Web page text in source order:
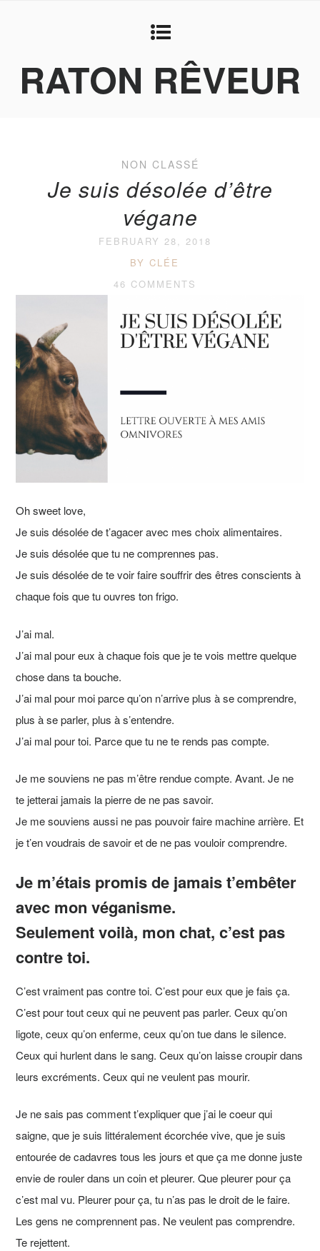
RATON RÊVEUR
NON CLASSÉ
Je suis désolée d’être
végane
FEBRUARY 28, 2018
BY CLÉE
46 COMMENTS
Oh sweet love,
Je suis désolée de t’agacer avec mes choix alimentaires.
Je suis désolée que tu ne comprennes pas.
Je suis désolée de te voir faire souffrir des êtres conscients à
chaque fois que tu ouvres ton frigo.
J’ai mal.
J’ai mal pour eux à chaque fois que je te vois mettre quelque
chose dans ta bouche.
J’ai mal pour moi parce qu’on n’arrive plus à se comprendre,
plus à se parler, plus à s’entendre.
J’ai mal pour toi. Parce que tu ne te rends pas compte.
Je me souviens ne pas m’être rendue compte. Avant. Je ne
te jetterai jamais la pierre de ne pas savoir.
Je me souviens aussi ne pas pouvoir faire machine arrière. Et
je t’en voudrais de savoir et de ne pas vouloir comprendre.
Je m’étais promis de jamais t’embêter
avec mon véganisme.
Seulement voilà, mon chat, c’est pas
contre toi.
C’est vraiment pas contre toi. C’est pour eux que je fais ça.
C’est pour tout ceux qui ne peuvent pas parler. Ceux qu’on
ligote, ceux qu’on enferme, ceux qu’on tue dans le silence.
Ceux qui hurlent dans le sang. Ceux qu’on laisse croupir dans
leurs excréments. Ceux qui ne veulent pas mourir.
Je ne sais pas comment t’expliquer que j’ai le coeur qui
saigne, que je suis littéralement écorchée vive, que je suis
entourée de cadavres tous les jours et que ça me donne juste
envie de rouler dans un coin et pleurer. Que pleurer pour ça
c’est mal vu. Pleurer pour ça, tu n’as pas le droit de le faire.
Les gens ne comprennent pas. Ne veulent pas comprendre.
Te rejettent.